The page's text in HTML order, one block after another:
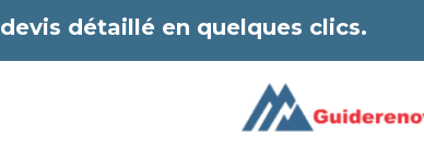
détaillé en quelques clics.